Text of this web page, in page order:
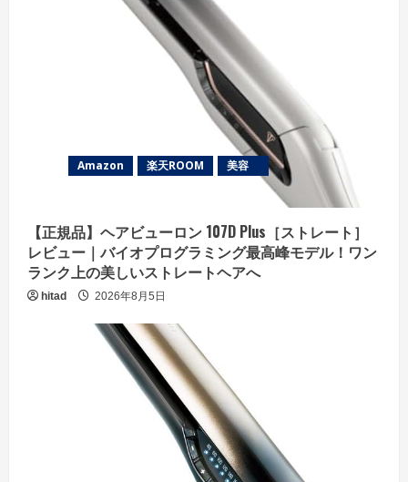
Amazon 楽天ROOM 美容
【正規品】ヘアビューロン 107D Plus［ストレート］
レビュー｜バイオプログラミング最高峰モデル！ワン
ランク上の美しいストレートヘアへ
hitad 2026年8月5日